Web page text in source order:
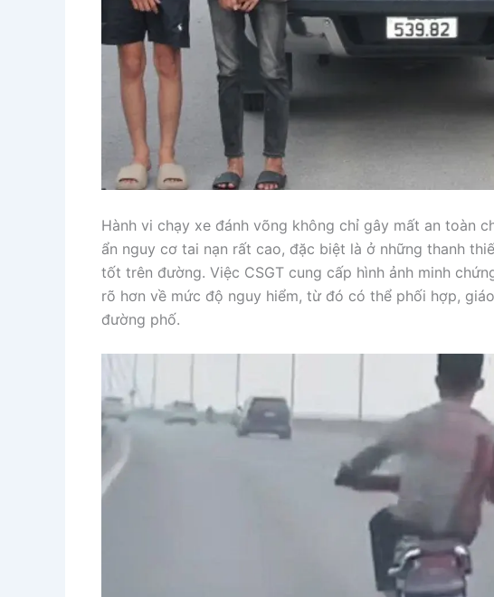
Hành vi chạy xe đánh võng không chỉ gây mất an toàn
ẩn nguy cơ tai nạn rất cao, đặc biệt là ở những thanh
tốt trên đường. Việc CSGT cung cấp hình ảnh minh
rõ hơn về mức độ nguy hiểm, từ đó có thể phối hợp,
đường phố.